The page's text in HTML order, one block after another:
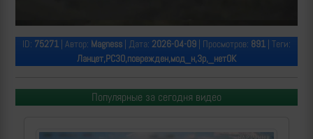
ID: 75271 | Автор: Magness | Дата: 2026-04-09 | Просмотров: 891 | Теги:
Ланцет,РСЗО,поврежден,мод_н,3р,_нетОК
Популярные за сегодня видео